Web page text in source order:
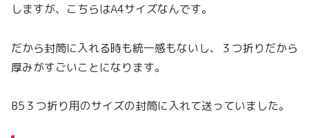
しますが、こちらはA4サイズなんです。
だから封筒に入れる時も統一感もないし、３つ折りだから
厚みがすごいことになります。
B5３つ折り用のサイズの封筒に入れて送っていました。